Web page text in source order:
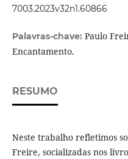
7003.2023v32n1.60866
Palavras-chave: Paulo
Encantamento.
RESUMO
Neste trabalho refletimos
Freire, socializadas nos